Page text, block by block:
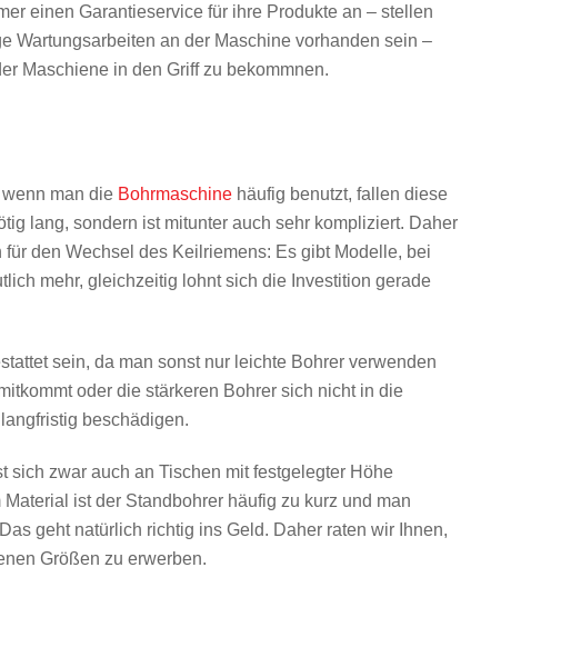
einen Garantieservice für ihre Produkte an – stellen
Wartungsarbeiten an der Maschine vorhanden sein –
Maschiene in den Griff zu bekommnen.
man die Bohrmaschine häufig benutzt, fallen diese
lang, sondern ist mitunter auch sehr kompliziert. Daher
den Wechsel des Keilriemens: Es gibt Modelle, bei
mehr, gleichzeitig lohnt sich die Investition gerade
sein, da man sonst nur leichte Bohrer verwenden
oder die stärkeren Bohrer sich nicht in die
beschädigen.
zwar auch an Tischen mit festgelegter Höhe
ist der Standbohrer häufig zu kurz und man
geht natürlich richtig ins Geld. Daher raten wir Ihnen,
Größen zu erwerben.